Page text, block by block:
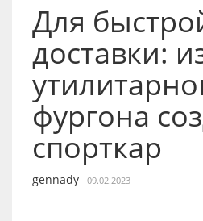
Для
доставки:
фургона
спорткар
gennady 09.02.2023